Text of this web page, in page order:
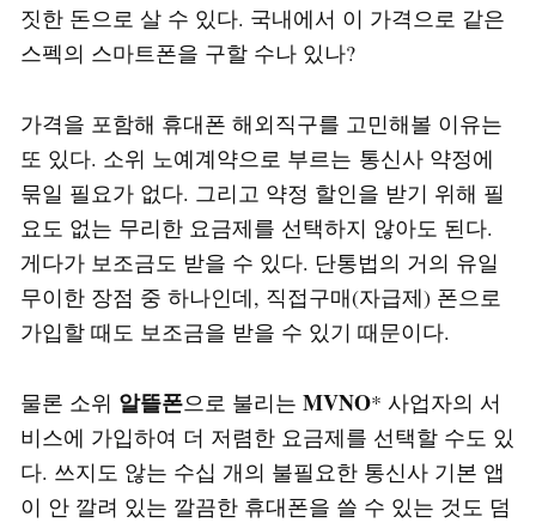
짓한 돈으로 살 수 있다. 국내에서 이 가격으로 같은
스펙의 스마트폰을 구할 수나 있나?
가격을 포함해 휴대폰 해외직구를 고민해볼 이유는
또 있다. 소위 노예계약으로 부르는 통신사 약정에
묶일 필요가 없다. 그리고 약정 할인을 받기 위해 필
요도 없는 무리한 요금제를 선택하지 않아도 된다.
게다가 보조금도 받을 수 있다. 단통법의 거의 유일
무이한 장점 중 하나인데, 직접구매(자급제) 폰으로
가입할 때도 보조금을 받을 수 있기 때문이다.
물론 소위 알뜰폰으로 불리는 MVNO* 사업자의 서
비스에 가입하여 더 저렴한 요금제를 선택할 수도 있
다. 쓰지도 않는 수십 개의 불필요한 통신사 기본 앱
이 안 깔려 있는 깔끔한 휴대폰을 쓸 수 있는 것도 덤